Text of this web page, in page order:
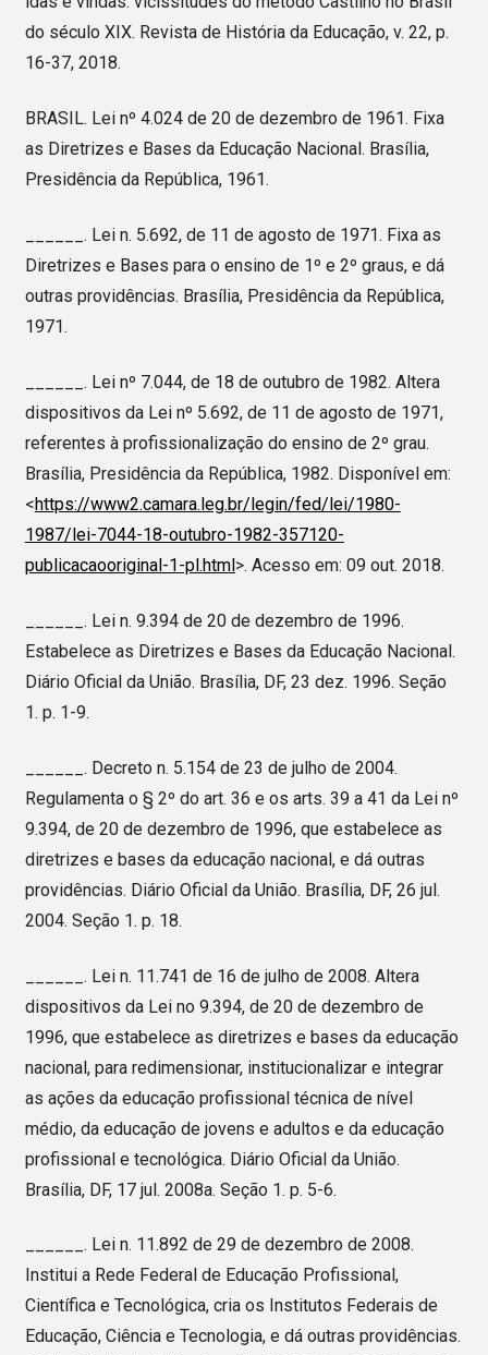
do século XIX. Revista de História da Educação, v. 22, p.
16-37, 2018.
BRASIL. Lei nº 4.024 de 20 de dezembro de 1961. Fixa
as Diretrizes e Bases da Educação Nacional. Brasília,
Presidência da República, 1961.
______. Lei n. 5.692, de 11 de agosto de 1971. Fixa as
Diretrizes e Bases para o ensino de 1º e 2º graus, e dá
outras providências. Brasília, Presidência da República,
1971.
______. Lei nº 7.044, de 18 de outubro de 1982. Altera
dispositivos da Lei nº 5.692, de 11 de agosto de 1971,
referentes à profissionalização do ensino de 2º grau.
Brasília, Presidência da República, 1982. Disponível em:
<https://www2.camara.leg.br/legin/fed/lei/1980-
1987/lei-7044-18-outubro-1982-357120-
publicacaooriginal-1-pl.html>. Acesso em: 09 out. 2018.
______. Lei n. 9.394 de 20 de dezembro de 1996.
Estabelece as Diretrizes e Bases da Educação Nacional.
Diário Oficial da União. Brasília, DF, 23 dez. 1996. Seção
1. p. 1-9.
______. Decreto n. 5.154 de 23 de julho de 2004.
Regulamenta o § 2º do art. 36 e os arts. 39 a 41 da Lei nº
9.394, de 20 de dezembro de 1996, que estabelece as
diretrizes e bases da educação nacional, e dá outras
providências. Diário Oficial da União. Brasília, DF, 26 jul.
2004. Seção 1. p. 18.
______. Lei n. 11.741 de 16 de julho de 2008. Altera
dispositivos da Lei no 9.394, de 20 de dezembro de
1996, que estabelece as diretrizes e bases da educação
nacional, para redimensionar, institucionalizar e integrar
as ações da educação profissional técnica de nível
médio, da educação de jovens e adultos e da educação
profissional e tecnológica. Diário Oficial da União.
Brasília, DF, 17 jul. 2008a. Seção 1. p. 5-6.
______. Lei n. 11.892 de 29 de dezembro de 2008.
Institui a Rede Federal de Educação Profissional,
Científica e Tecnológica, cria os Institutos Federais de
Educação, Ciência e Tecnologia, e dá outras providências.